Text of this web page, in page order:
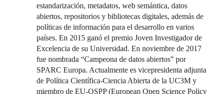
estandarización, metadatos, web semántica, datos
abiertos, repositorios y bibliotecas digitales, además de
políticas de información para el desarrollo en varios
países. En 2015 ganó el premio Joven Investigador de
Excelencia de su Universidad. En noviembre de 2017
fue nombrada “Campeona de datos abiertos” por
SPARC Europa. Actualmente es vicepresidenta adjunta
de Política Científica-Ciencia Abierta de la UC3M y
miembro de EU-OSPP (European Open Science Policy